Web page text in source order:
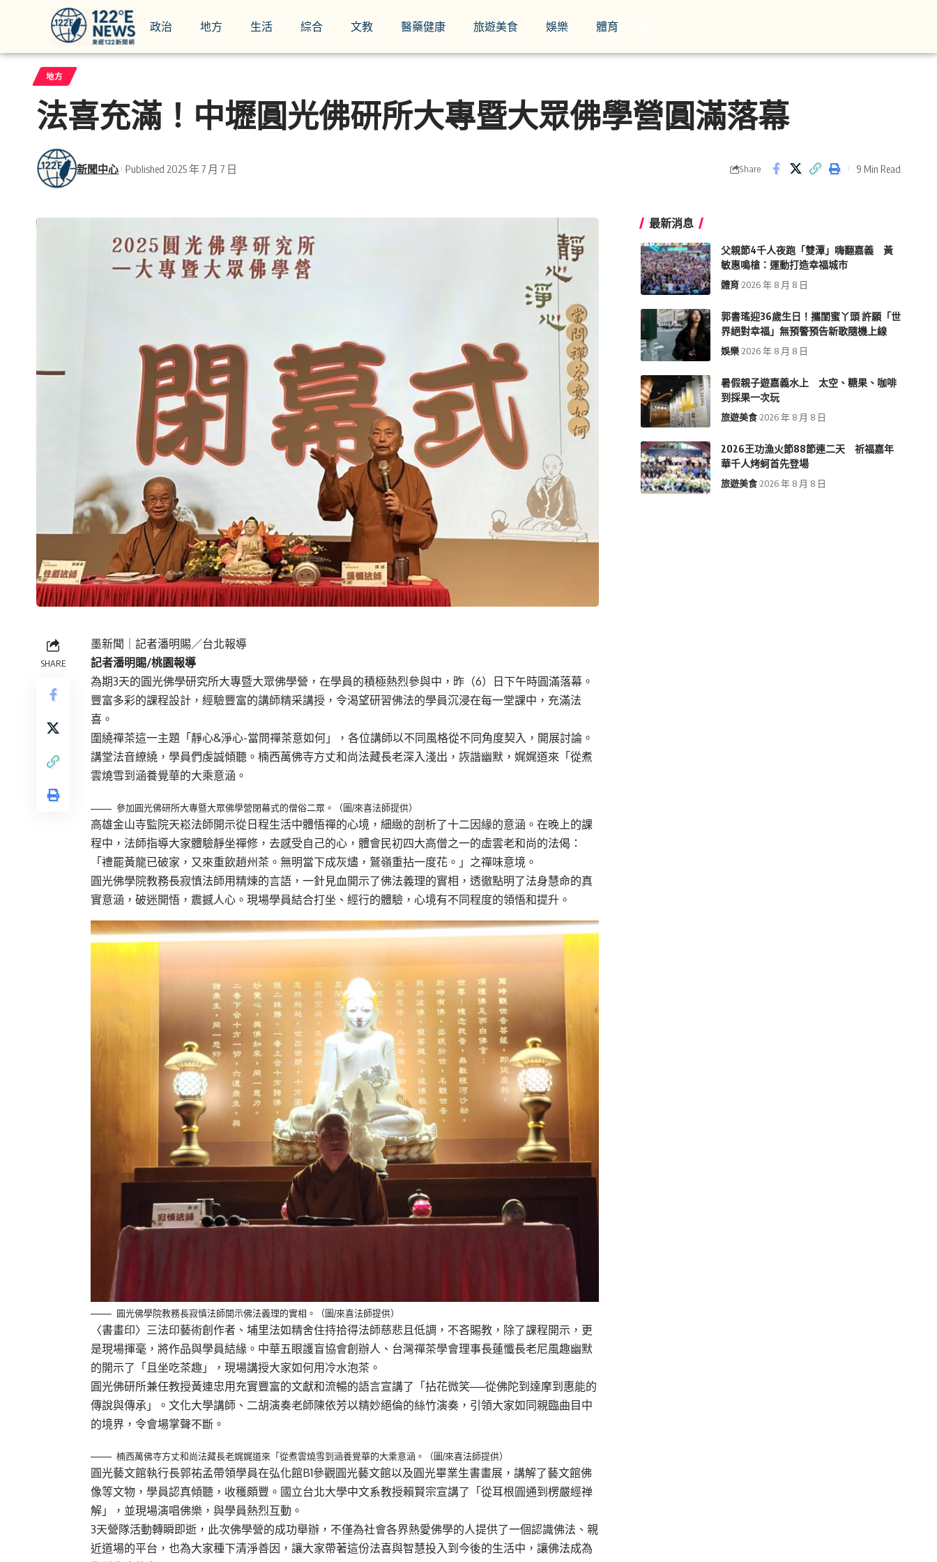
政治 地方 生活 綜合 文教 醫藥健康 旅遊美食 娛樂 體育
地方
法喜充滿！中壢圓光佛研所大專暨大眾佛學營圓滿落幕
新聞中心 Published 2025 年 7 月 7 日 Share 9 Min Read
SHARE
墨新聞 ｜記者潘明賜／台北報導
記者潘明賜/桃園報導
為期3天的圓光佛學研究所大專暨大眾佛學營，在學員的積極熱烈參與中，昨（6）日下午時圓滿落幕。
豐富多彩的課程設計，經驗豐富的講師精采講授，令渴望研習佛法的學員沉浸在每一堂課中，充滿法
喜。
圍繞禪茶這一主題「靜心&淨心-當問禪茶意如何」，各位講師以不同風格從不同角度契入，開展討論。
講堂法音繚繞，學員們虔誠傾聽。楠西萬佛寺方丈和尚法藏長老深入淺出，詼諧幽默，娓娓道來「從煮
雲燒雪到涵養覺華的大乘意涵。
參加圓光佛研所大專暨大眾佛學營閉幕式的僧俗二眾。（圖/來喜法師提供）
高雄金山寺監院天崧法師開示從日程生活中體悟禪的心境，細緻的剖析了十二因緣的意涵。在晚上的課
程中，法師指導大家體驗靜坐禪修，去感受自己的心，體會民初四大高僧之一的虛雲老和尚的法偈：
「禮罷黃龍已破家，又來重飲趙州茶。無明當下成灰燼，鷲嶺重拈一度花。」之禪味意境。
圓光佛學院教務長寂慎法師用精煉的言語，一針見血開示了佛法義理的實相，透徹點明了法身慧命的真
實意涵，破迷開悟，震撼人心。現場學員結合打坐、經行的體驗，心境有不同程度的領悟和提升。
圓光佛學院教務長寂慎法師開示佛法義理的實相。（圖/來喜法師提供）
〈書畫印〉三法印藝術創作者、埔里法如精舍住持拾得法師慈悲且低調，不吝賜教，除了課程開示，更
是現場揮毫，將作品與學員結緣。中華五眼護盲協會創辦人、台灣禪茶學會理事長蓮懺長老尼風趣幽默
的開示了「且坐吃茶趣」，現場講授大家如何用冷水泡茶。
圓光佛研所兼任教授黃連忠用充實豐富的文獻和流暢的語言宣講了「拈花微笑──從佛陀到達摩到惠能的
傳說與傳承」。文化大學講師、二胡演奏老師陳依芳以精妙絕倫的絲竹演奏，引領大家如同親臨曲目中
的境界，令會場掌聲不斷。
楠西萬佛寺方丈和尚法藏長老娓娓道來「從煮雲燒雪到涵養覺華的大乘意涵。（圖/來喜法師提供）
圓光藝文館執行長郭祐孟帶領學員在弘化館B1參觀圓光藝文館以及圓光畢業生書畫展，講解了藝文館佛
像等文物，學員認真傾聽，收穫頗豐。國立台北大學中文系教授賴賢宗宣講了「從耳根圓通到楞嚴經禅
解」，並現場演唱佛樂，與學員熱烈互動。
3天營隊活動轉瞬即逝，此次佛學營的成功舉辦，不僅為社會各界熱愛佛學的人提供了一個認識佛法、親
近道場的平台，也為大家種下清淨善因，讓大家帶著這份法喜與智慧投入到今後的生活中，讓佛法成為
最新消息
父親節4千人夜跑「雙潭」嗨翻嘉義 黃
敏惠鳴槍：運動打造幸福城市
體育 2026 年 8 月 8 日
郭書瑤迎36歲生日！攜閨蜜丫頭 許願「世
界絕對幸福」無預警預告新歌隨機上線
娛樂 2026 年 8 月 8 日
暑假親子遊嘉義水上 太空、糖果、咖啡
到採果一次玩
旅遊美食 2026 年 8 月 8 日
2026王功漁火節88節連二天 祈福嘉年
華千人烤蚵首先登場
旅遊美食 2026 年 8 月 8 日